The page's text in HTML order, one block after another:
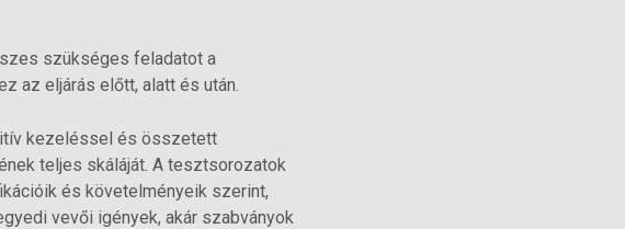
szükséges feladatot a
az eljárás előtt, alatt és után.
kezeléssel és összetett
teljes skáláját. A tesztsorozatok
és követelményeik szerint,
vevői igények, akár szabványok